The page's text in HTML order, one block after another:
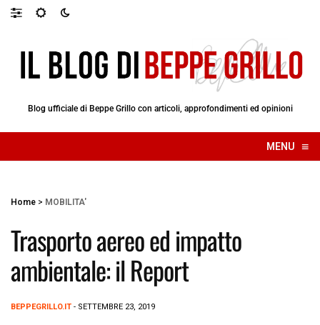
Blog ufficiale di Beppe Grillo con articoli, approfondimenti ed opinioni
MENU ≡
☰
Home > MOBILITA'
Trasporto aereo ed impatto
ambientale: il Report
BEPPEGRILLO.IT - SETTEMBRE 23, 2019